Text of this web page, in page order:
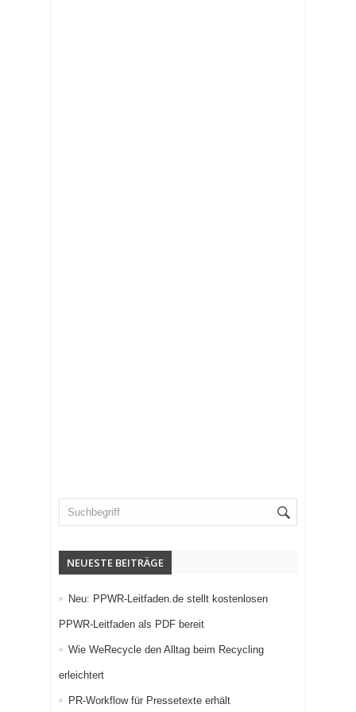
NEUESTE BEITRÄGE
Neu: PPWR-Leitfaden.de stellt kostenlosen
PPWR-Leitfaden als PDF bereit
Wie WeRecycle den Alltag beim Recycling
erleichtert
PR-Workflow für Pressetexte erhält